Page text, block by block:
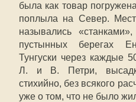
была как товар
поплыла на Север.
назывались
пустынных берегах
Тунгуски через каждые
Л. и В. Петри,
стихийно, без всякого
уже о том, что не было